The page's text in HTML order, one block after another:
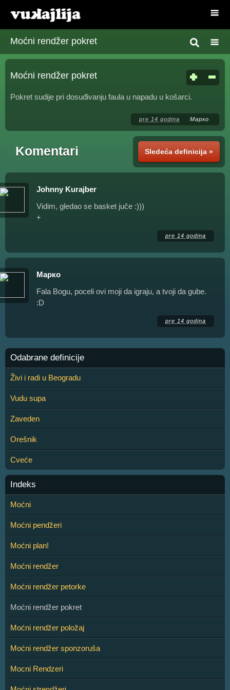
Moćni rendžer pokret
Moćni rendžer pokret
Pokret sudije pri dosuđivanju faula u napadu u košarci.
pre 14 godina Марко
Sledeća definicija »
Komentari
Johnny Kurajber
Vidim, gledao se basket juče :)))
+
pre 14 godina
Марко
Fala Bogu, poceli ovi moji da igraju, a tvoji da gube.
:D
pre 14 godina
Odabrane definicije
Živi i radi u Beogradu
Vudu supa
Zaveden
Orešnik
Cveće
Indeks
Moćni
Moćni pendžeri
Moćni plan!
Moćni rendžer
Moćni rendžer petorke
Moćni rendžer pokret
Moćni rendžer položaj
Moćni rendžer sponzoruša
Mocni Rendzeri